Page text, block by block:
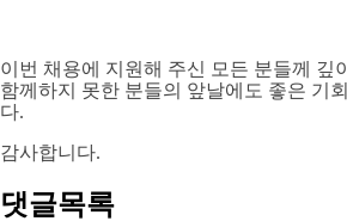
이번 채용에 지원해 주신 모든 분들께 깊
함께하지 못한 분들의 앞날에도 좋은 기
다.
감사합니다.
댓글목록